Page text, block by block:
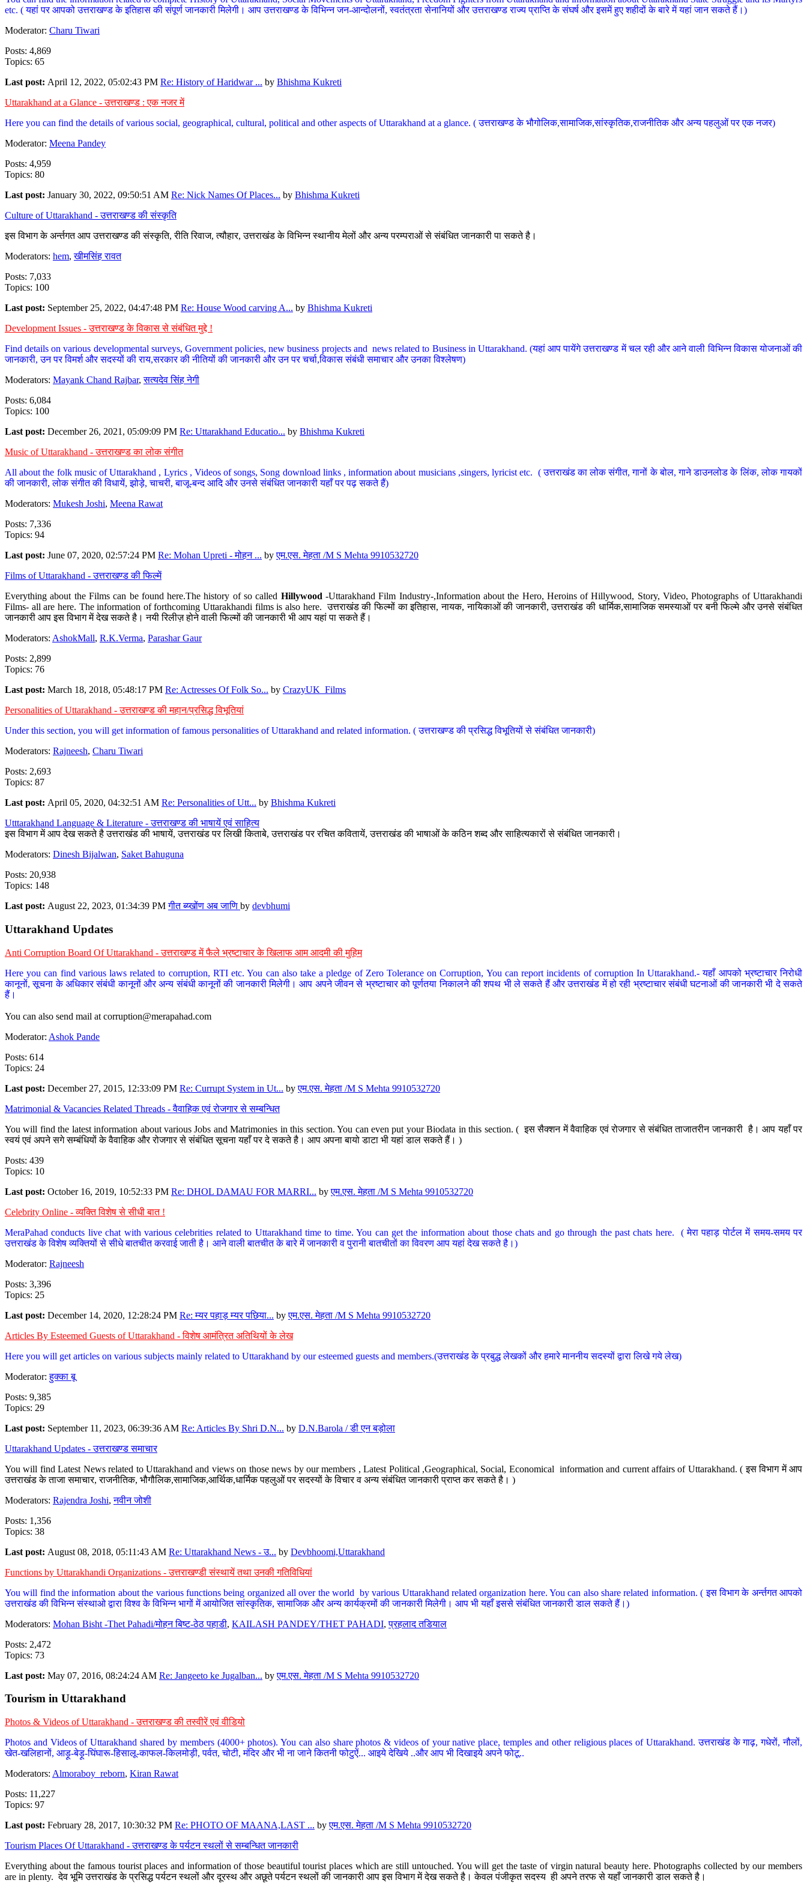
etc. ( यहां पर आपको उत्तराखण्ड के इतिहास की संपूर्ण जानकारी मिलेगी। आप उत्तराखण्ड के विभिन्न जन-आन्दोलनों, स्वतंत्रता सेनानियों और उत्तराखण्ड राज्य प्राप्ति के संघर्ष और इसमें हुए शहीदों के बारे में यहां जान सकते हैं।)
Moderator: Charu Tiwari
Posts: 4,869
Topics: 65
Last post: April 12, 2022, 05:02:43 PM Re: History of Haridwar ... by Bhishma Kukreti
Uttarakhand at a Glance - उत्तराखण्ड : एक नजर में
Here you can find the details of various social, geographical, cultural, political and other aspects of Uttarakhand at a glance. ( उत्तराखण्ड के भौगोलिक,सामाजिक,सांस्कृतिक,राजनीतिक और अन्य पहलुओं पर एक नजर)
Moderator: Meena Pandey
Posts: 4,959
Topics: 80
Last post: January 30, 2022, 09:50:51 AM Re: Nick Names Of Places... by Bhishma Kukreti
Culture of Uttarakhand - उत्तराखण्ड की संस्कृति
इस विभाग के अर्न्तगत आप उत्तराखण्ड की संस्कृति, रीति रिवाज, त्यौहार, उत्तराखंड के विभिन्न स्थानीय मेलों और अन्य परम्पराओं से संबंधित जानकारी पा सकते है।
Moderators: hem,खीमसिंह रावत
Posts: 7,033
Topics: 100
Last post: September 25, 2022, 04:47:48 PM Re: House Wood carving A... by Bhishma Kukreti
Development Issues - उत्तराखण्ड के विकास से संबंधित मुद्दे !
Find details on various developmental surveys, Government policies, new business projects and news related to Business in Uttarakhand. (यहां आप पायेंगे उत्तराखण्ड में चल रही और आने वाली विभिन्न विकास योजनाओं की
जानकारी, उन पर विमर्श और सदस्यों की राय,सरकार की नीतियों की जानकारी और उन पर चर्चा,विकास संबंधी समाचार और उनका विश्लेषण)
Moderators: Mayank Chand Rajbar,सत्यदेव सिंह नेगी
Posts: 6,084
Topics: 100
Last post: December 26, 2021, 05:09:09 PM Re: Uttarakhand Educatio... by Bhishma Kukreti
Music of Uttarakhand - उत्तराखण्ड का लोक संगीत
All about the folk music of Uttarakhand , Lyrics , Videos of songs, Song download links , information about musicians ,singers, lyricist etc. ( उत्तराखंड का लोक संगीत, गानों के बोल, गाने डाउनलोड के लिंक, लोक गायकों
की जानकारी, लोक संगीत की विधायें, झोड़े, चाचरी, बाजू-बन्द आदि और उनसे संबंधित जानकारी यहाँ पर पढ़ सकते हैं)
Moderators: Mukesh Joshi, Meena Rawat
Posts: 7,336
Topics: 94
Last post: June 07, 2020, 02:57:24 PM Re: Mohan Upreti - मोहन ... byएम.एस. मेहता /M S Mehta 9910532720
Films of Uttarakhand - उत्तराखण्ड की फिल्में
Everything about the Films can be found here.The history of so called Hillywood-Uttarakhand Film Industry-,Information about the Hero, Heroins of Hillywood, Story, Video, Photographs of Uttarakhandi
Films- all are here. The information of forthcoming Uttarakhandi films is also here. उत्तराखंड की फिल्मों का इतिहास, नायक, नायिकाओं की जानकारी, उत्तराखंड की धार्मिक,सामाजिक समस्याओं पर बनी फिल्मे और उनसे संबंधित
जानकारी आप इस विभाग में देख सकते है। नयी रिलीज़ होने वाली फिल्मों की जानकारी भी आप यहां पा सकते हैं।
Moderators: AshokMall, R.K.Verma, Parashar Gaur
Posts: 2,899
Topics: 76
Last post: March 18, 2018, 05:48:17 PM Re: Actresses Of Folk So... by CrazyUK_Films
Personalities of Uttarakhand - उत्तराखण्ड की महान/प्रसिद्ध विभूतियां
Under this section, you will get information of famous personalities of Uttarakhand and related information. ( उत्तराखण्ड की प्रसिद्ध विभूतियों से संबंधित जानकारी)
Moderators: Rajneesh, Charu Tiwari
Posts: 2,693
Topics: 87
Last post: April 05, 2020, 04:32:51 AM Re: Personalities of Utt... by Bhishma Kukreti
Utttarakhand Language & Literature - उत्तराखण्ड की भाषायें एवं साहित्य
इस विभाग में आप देख सकते है उत्तराखंड की भाषायें, उत्तराखंड पर लिखी किताबे, उत्तराखंड पर रचित कवितायें, उत्तराखंड की भाषाओं के कठिन शब्द और साहित्यकारों से संबंधित जानकारी।
Moderators: Dinesh Bijalwan, Saket Bahuguna
Posts: 20,938
Topics: 148
Last post: August 22, 2023, 01:34:39 PMगीत ब्य्खोंण अब जाणि by devbhumi
Uttarakhand Updates
Anti Corruption Board Of Uttarakhand - उत्तराखण्ड में फैले भ्रष्टाचार के खिलाफ आम आदमी की मुहिम
Here you can find various laws related to corruption, RTI etc. You can also take a pledge of Zero Tolerance on Corruption, You can report incidents of corruption In Uttarakhand.- यहाँ आपको भ्रष्टाचार निरोधी
कानूनों, सूचना के अधिकार संबंधी कानूनों और अन्य संबंधी कानूनों की जानकारी मिलेगी। आप अपने जीवन से भ्रष्टाचार को पूर्णतया निकालने की शपथ भी ले सकते हैं और उत्तराखंड में हो रही भ्रष्टाचार संबंधी घटनाओं की जानकारी भी दे सकते
हैं।
You can also send mail at corruption@merapahad.com
Moderator: Ashok Pande
Posts: 614
Topics: 24
Last post: December 27, 2015, 12:33:09 PM Re: Currupt System in Ut... byएम.एस. मेहता /M S Mehta 9910532720
Matrimonial & Vacancies Related Threads - वैवाहिक एवं रोजगार से सम्बन्धित
You will find the latest information about various Jobs and Matrimonies in this section. You can even put your Biodata in this section. ( इस सैक्शन में वैवाहिक एवं रोजगार से संबंधित ताजातरीन जानकारी है। आप यहाँ पर
स्वयं एवं अपने सगे सम्बंधियों के वैवाहिक और रोजगार से संबंधित सूचना यहाँ पर दे सकते है। आप अपना बायो डाटा भी यहां डाल सकते हैं। )
Posts: 439
Topics: 10
Last post: October 16, 2019, 10:52:33 PM Re: DHOL DAMAU FOR MARRI... byएम.एस. मेहता /M S Mehta 9910532720
Celebrity Online - व्यक्ति विशेष से सीधी बात !
MeraPahad conducts live chat with various celebrities related to Uttarakhand time to time. You can get the information about those chats and go through the past chats here. ( मेरा पहाड़ पोर्टल में समय-समय पर
उत्तराखंड के विशेष व्यक्तियों से सीधे बातचीत करवाई जाती है। आने वाली बातचीत के बारे में जानकारी व पुरानी बातचीतों का विवरण आप यहां देख सकते है।)
Moderator: Rajneesh
Posts: 3,396
Topics: 25
Last post: December 14, 2020, 12:28:24 PM Re: म्यर पहाड़ म्यर पछिया... byएम.एस. मेहता /M S Mehta 9910532720
Articles By Esteemed Guests of Uttarakhand - विशेष आमंत्रित अतिथियों के लेख
Here you will get articles on various subjects mainly related to Uttarakhand by our esteemed guests and members.(उत्तराखंड के प्रबुद्ध लेखकों और हमारे माननीय सदस्यों द्वारा लिखे गये लेख)
Moderator:हुक्का बू
Posts: 9,385
Topics: 29
Last post: September 11, 2023, 06:39:36 AM Re: Articles By Shri D.N... by D.N.Barola / डी एन बड़ोला
Uttarakhand Updates - उत्तराखण्ड समाचार
You will find Latest News related to Uttarakhand and views on those news by our members , Latest Political ,Geographical, Social, Economical information and current affairs of Uttarakhand. ( इस विभाग में आप
उत्तराखंड के ताजा समाचार, राजनीतिक, भौगौलिक,सामाजिक,आर्थिक,धार्मिक पहलुओं पर सदस्यों के विचार व अन्य संबंधित जानकारी प्राप्त कर सकते है। )
Moderators: Rajendra Joshi,नवीन जोशी
Posts: 1,356
Topics: 38
Last post: August 08, 2018, 05:11:43 AM Re: Uttarakhand News - उ... by Devbhoomi,Uttarakhand
Functions by Uttarakhandi Organizations - उत्तराखण्डी संस्थायें तथा उनकी गतिविधियां
You will find the information about the various functions being organized all over the world by various Uttarakhand related organization here. You can also share related information. ( इस विभाग के अर्न्तगत आपको
उत्तराखंड की विभिन्न संस्थाओ द्वारा विश्व के विभिन्न भागों में आयोजित सांस्कृतिक, सामाजिक और अन्य कार्यक्रमों की जानकारी मिलेगी। आप भी यहाँ इससे संबंधित जानकारी डाल सकते हैं।)
Moderators: Mohan Bisht -Thet Pahadi/मोहन बिष्ट-ठेठ पहाडी, KAILASH PANDEY/THET PAHADI,प्रहलाद तडियाल
Posts: 2,472
Topics: 73
Last post: May 07, 2016, 08:24:24 AM Re: Jangeeto ke Jugalban... byएम.एस. मेहता /M S Mehta 9910532720
Tourism in Uttarakhand
Photos & Videos of Uttarakhand - उत्तराखण्ड की तस्वीरें एवं वीडियो
Photos and Videos of Uttarakhand shared by members (4000+ photos). You can also share photos & videos of your native place, temples and other religious places of Uttarakhand. उत्तराखंड के गाढ़, गधेरों, नौलों,
खेत-खलिहानों, आड़ू-बेड़ू-घिंघारू-हिसालू-काफल-किलमोड़ी, पर्वत, चोटी, मंदिर और भी ना जाने कितनी फोटुऐं... आइये देखिये ..और आप भी दिखाइये अपने फोटू..
Moderators: Almoraboy_reborn, Kiran Rawat
Posts: 11,227
Topics: 97
Last post: February 28, 2017, 10:30:32 PM Re: PHOTO OF MAANA,LAST ... byएम.एस. मेहता /M S Mehta 9910532720
Tourism Places Of Uttarakhand - उत्तराखण्ड के पर्यटन स्थलों से सम्बन्धित जानकारी
Everything about the famous tourist places and information of those beautiful tourist places which are still untouched. You will get the taste of virgin natural beauty here. Photographs collected by our members
are in plenty. देव भूमि उत्तराखंड के प्रसिद्ध पर्यटन स्थलों और दूरस्थ और अछूते पर्यटन स्थलों की जानकारी आप इस विभाग में देख सकते है। केवल पंजीकृत सदस्य ही अपने तरफ से यहाँ जानकारी डाल सकते है।